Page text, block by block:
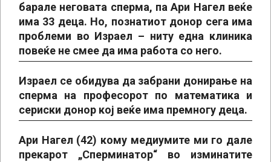
барале неговата сперма, па Ари Нагел веќе
има 33 деца. Но, познатиот донор сега има
проблеми во Израел – ниту една клиника
повеќе не смее да има работа со него.
Израел се обидува да забрани донирање на
сперма на професорот по математика и
сериски донор кој веќе има премногу деца.
Ари Нагел (42) кому медиумите ми го дале
прекарот „Сперминатор“ во изминатите